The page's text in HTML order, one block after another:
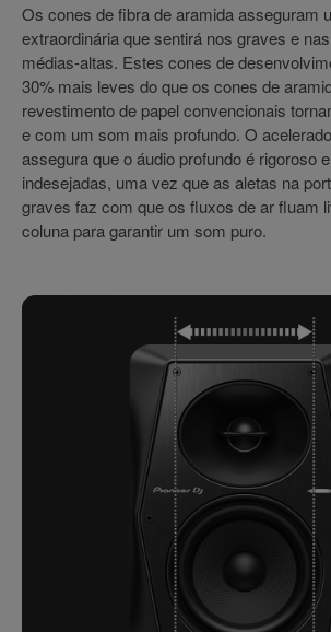
Os cones de fibra de aramida asseguram
extraordinária que sentirá nos graves e
médias-altas. Estes cones de
30% mais leves do que os cones de
revestimento de papel convencionais
e com um som mais profundo. O
assegura que o áudio profundo é rigoroso
indesejadas, uma vez que as aletas na
graves faz com que os fluxos de ar fluam
coluna para garantir um som puro.